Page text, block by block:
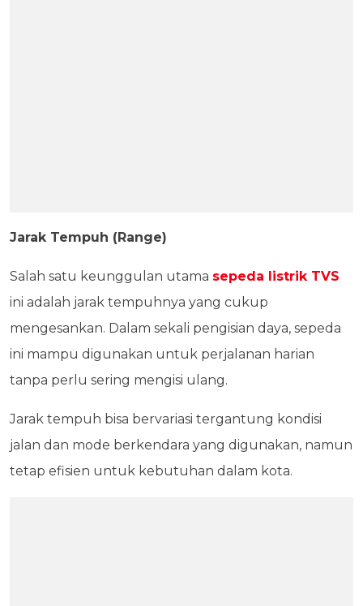
Jarak Tempuh (Range)
Salah satu keunggulan utama sepeda listrik TVS
ini adalah jarak tempuhnya yang cukup
mengesankan. Dalam sekali pengisian daya, sepeda
ini mampu digunakan untuk perjalanan harian
tanpa perlu sering mengisi ulang.
Jarak tempuh bisa bervariasi tergantung kondisi
jalan dan mode berkendara yang digunakan, namun
tetap efisien untuk kebutuhan dalam kota.